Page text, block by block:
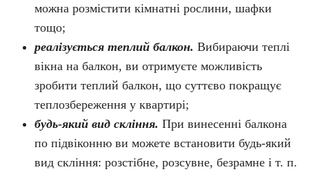
можна розмістити кімнатні рослини, шафки
тощо;
реалізується теплий балкон. Вибираючи теплі
вікна на балкон, ви отримуєте можливість
зробити теплий балкон, що суттєво покращує
теплозбереження у квартирі;
будь-який вид скління. При винесенні балкона
по підвіконню ви можете встановити будь-який
вид скління: розстібне, розсувне, безрамне і т. п.